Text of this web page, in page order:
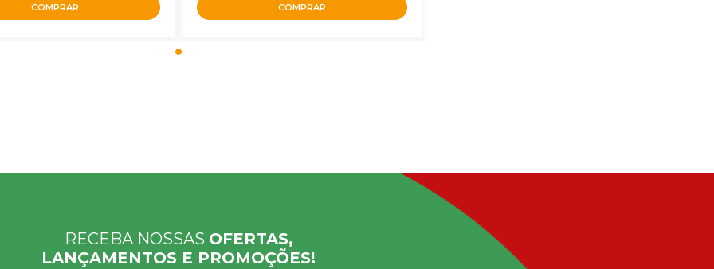
COMPRAR COMPRAR
RECEBA NOSSAS OFERTAS,
LANÇAMENTOS E PROMOÇÕES!